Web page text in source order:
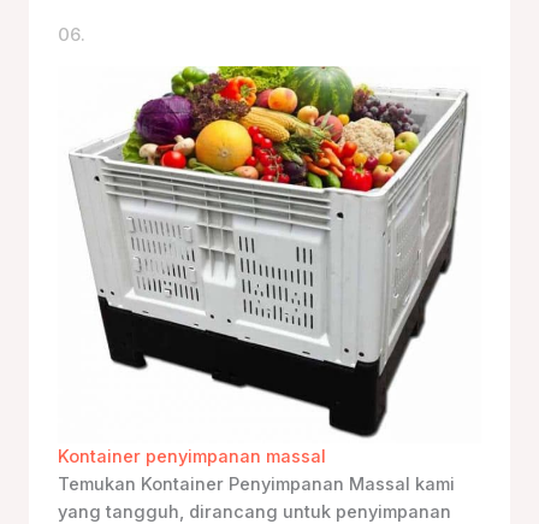
06.
Kontainer penyimpanan massal
Temukan Kontainer Penyimpanan Massal kami
yang tangguh, dirancang untuk penyimpanan